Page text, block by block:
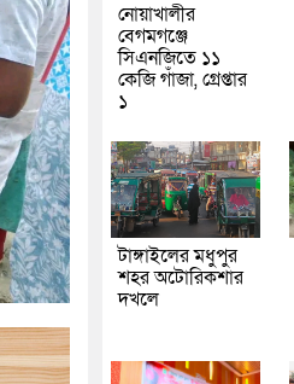
নোয়াখালীর
বেগমগঞ্জে
সিএনজিতে ১১
কেজি গাঁজা, গ্রেপ্তার
১
টাঙ্গাইলের মধুপুর
শহর অটোরিকশার
দখলে